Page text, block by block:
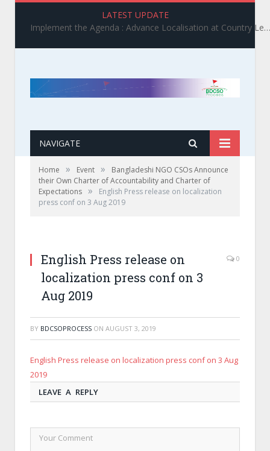
LATEST UPDATE
Implement the Agenda : Advance Localisation at Country Level_ BDCSO COAST 2025 Survey Report Findings on the Grand Bargain 3.0 Implementation
NAVIGATE
Home » Event »
Bangladeshi NGO CSOs Announce
their Own Charter of Accountability and Charter of
Expectations »
English Press release on localization
press conf on 3 Aug 2019
English Press release on
localization press conf on 3
Aug 2019
0
BY BDCSOPROCESS ON AUGUST 3, 2019
English Press release on localization press conf on 3 Aug
2019
LEAVE A REPLY